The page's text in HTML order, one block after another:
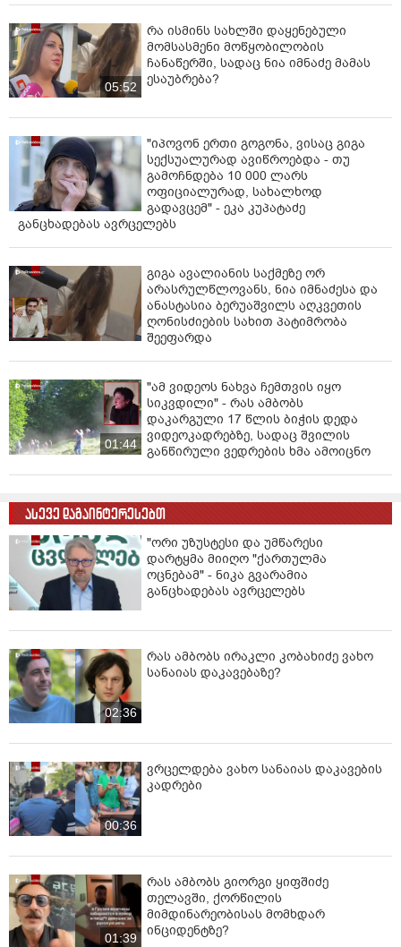
05:52
რა ისმინს სახლში დაყენებული
მომსასმენი მოწყობილობის
ჩანაწერში, სადაც ნია იმნაძე მამას
ესაუბრება?
"იპოვონ ერთი გოგონა, ვისაც გიგა
სექსუალურად ავიწროებდა - თუ
გამოჩნდება 10 000 ლარს
ოფიციალურად, სახალხოდ
გადავცემ" - ეკა კუპატაძე
განცხადებას ავრცელებს
გიგა ავალიანის საქმეზე ორ
არასრულწლოვანს, ნია იმნაძესა და
ანასტასია ბერუაშვილს აღკვეთის
ღონისძიების სახით პატიმრობა
შეეფარდა
01:44
"ამ ვიდეოს ნახვა ჩემთვის იყო
სიკვდილი" - რას ამბობს
დაკარგული 17 წლის ბიჭის დედა
ვიდეოკადრებზე, სადაც შვილის
განწირული ვედრების ხმა ამოიცნო
ასევე დაგაინტერესებთ
"ორი უზუსტესი და უმწარესი
დარტყმა მიიღო "ქართულმა
ოცნებამ" - ნიკა გვარამია
განცხადებას ავრცელებს
02:36
რას ამბობს ირაკლი კობახიძე ვახო
სანაიას დაკავებაზე?
00:36
ვრცელდება ვახო სანაიას დაკავების
კადრები
01:39
რას ამბობს გიორგი ყიფშიძე
თელავში, ქორწილის
მიმდინარეობისას მომხდარ
ინციდენტზე?